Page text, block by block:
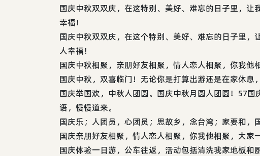
国庆中秋双双庆，在这特别、美好、难忘的日子里，
幸福！
国庆中秋双双庆，在这个特别、美好、难忘的日子里，
人幸福！
国庆中秋相聚，亲朋好友相聚，情人恋人相聚，你我他
国庆中秋，双喜临门！无论你是打算出游还是在家休息
国庆举国欢，中秋人团圆。国庆中秋月圆人团圆！57
语，慢慢道来。
国庆乐；人团员，心团员；思故乡，念台湾；家要和，国
国庆亲朋好友相聚，情人恋人相聚，你我他相聚，大家
国庆体验一日游，公车往返，活动包括清洗我家地板